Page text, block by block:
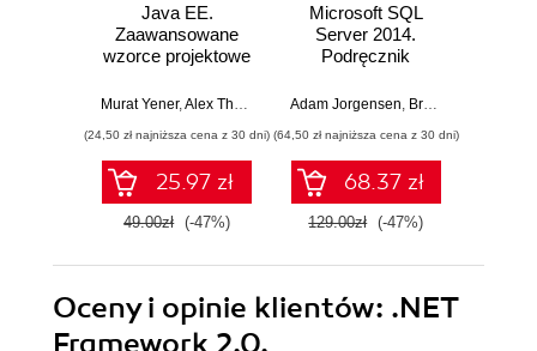
Java EE.
Zaawansowane
wzorce projektowe
Murat Yener, Alex Theedom
(24,50 zł najniższa cena z 30 dni)
25.97 zł
49.00zł (-47%)
Microsoft SQL
Server 2014.
Podręcznik
Adam Jorgensen Bradley Ball
(64,50 zł najniższa cena z 30 dni)
68.37 zł
129.00zł (-47%)
Oceny i opinie klientów: .NET
Framework 2.0.